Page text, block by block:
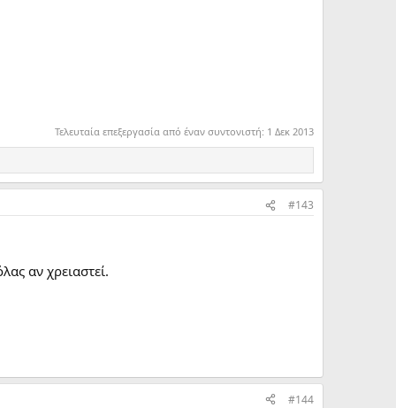
Τελευταία επεξεργασία από έναν συντονιστή: 1 Δεκ 2013
#143
αν χρειαστεί.
#144